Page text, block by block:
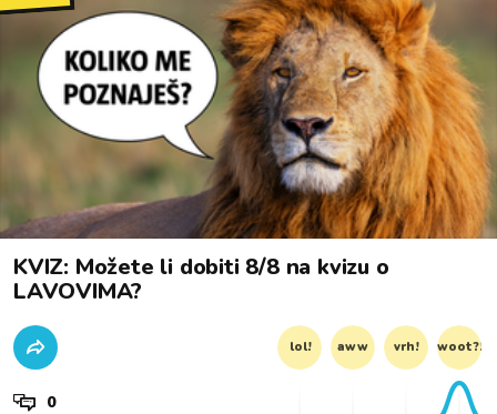
KVIZ: Možete li dobiti 8/8 na kvizu o
LAVOVIMA?
lol! aww vrh! woot?!
0